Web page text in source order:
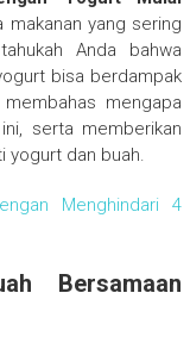
yang sering
Anda bahwa
bisa berdampak
mengapa
serta memberikan
yogurt dan buah.
Menghindari 4
Bersamaan